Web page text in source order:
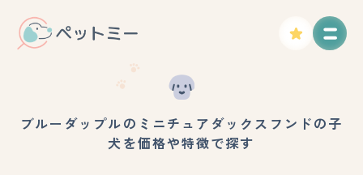
ブルーダップルのミニチュアダックスフンドの子
犬を価格や特徴で探す